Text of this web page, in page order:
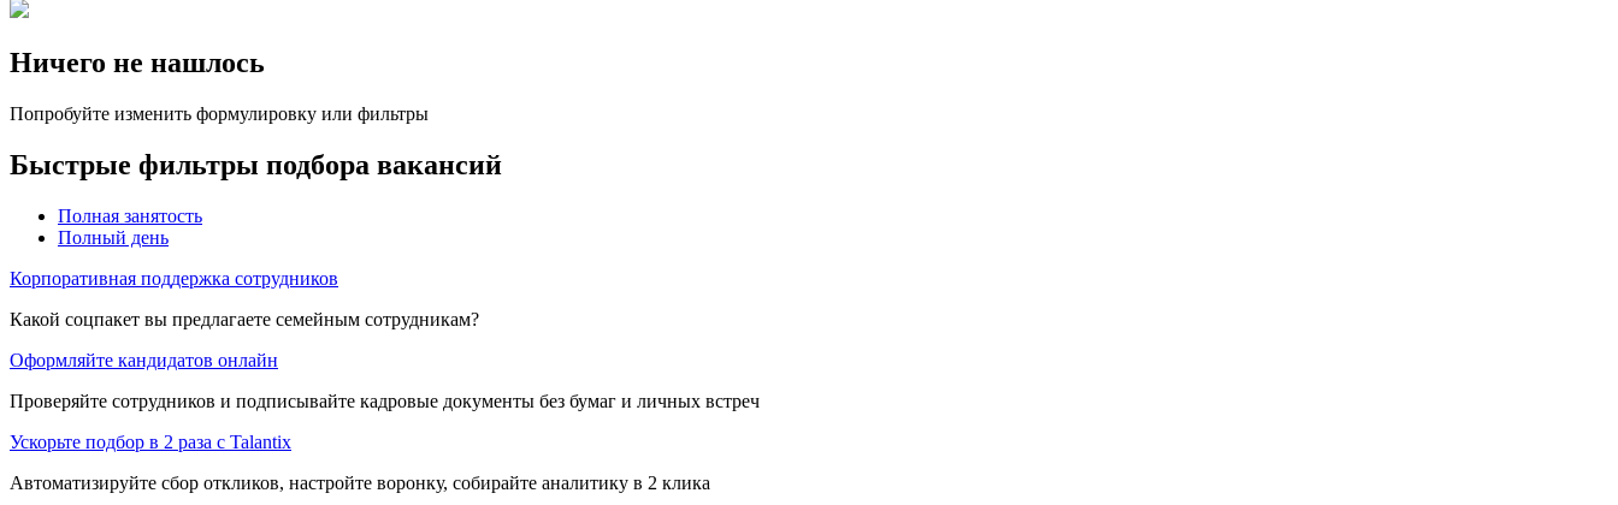
Ничего не нашлось
Попробуйте изменить формулировку или фильтры
Быстрые фильтры подбора вакансий
Полная занятость
Полный день
Корпоративная поддержка сотрудников
Какой соцпакет вы предлагаете семейным сотрудникам?
Оформляйте кандидатов онлайн
Проверяйте сотрудников и подписывайте кадровые документы без бумаг и личных встреч
Ускорьте подбор в 2 раза с Talantix
Автоматизируйте сбор откликов, настройте воронку, собирайте аналитику в 2 клика